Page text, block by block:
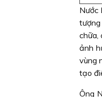
Nước
tượng
chữa,
ảnh
vùng
tạo
Ông